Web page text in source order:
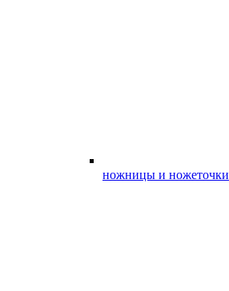
ножницы и ножеточки